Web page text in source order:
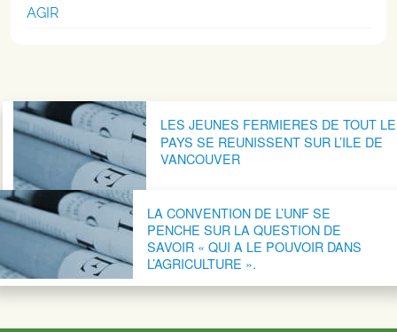
AGIR
Navigation postaleLES JEUNES FERMIERES DE TOUT LE
PAYS SE REUNISSENT SUR L’ILE DE
VANCOUVER
LA CONVENTION DE L’UNF SE
PENCHE SUR LA QUESTION DE
SAVOIR « QUI A LE POUVOIR DANS
L’AGRICULTURE ».